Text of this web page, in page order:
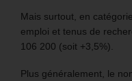
Mais surtout, en
emploi et tenus de
106 200 (soit +3,5%).
Plus généralement, le